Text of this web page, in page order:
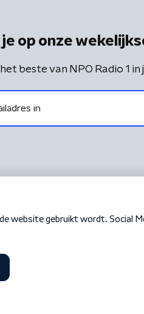
op onze
beste van NPO Radio 1